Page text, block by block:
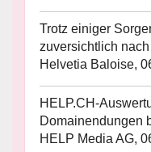
Trotz einiger
zuversichtlich
Helvetia Baloise,
HELP.CH-
Domainendungen
HELP Media AG,